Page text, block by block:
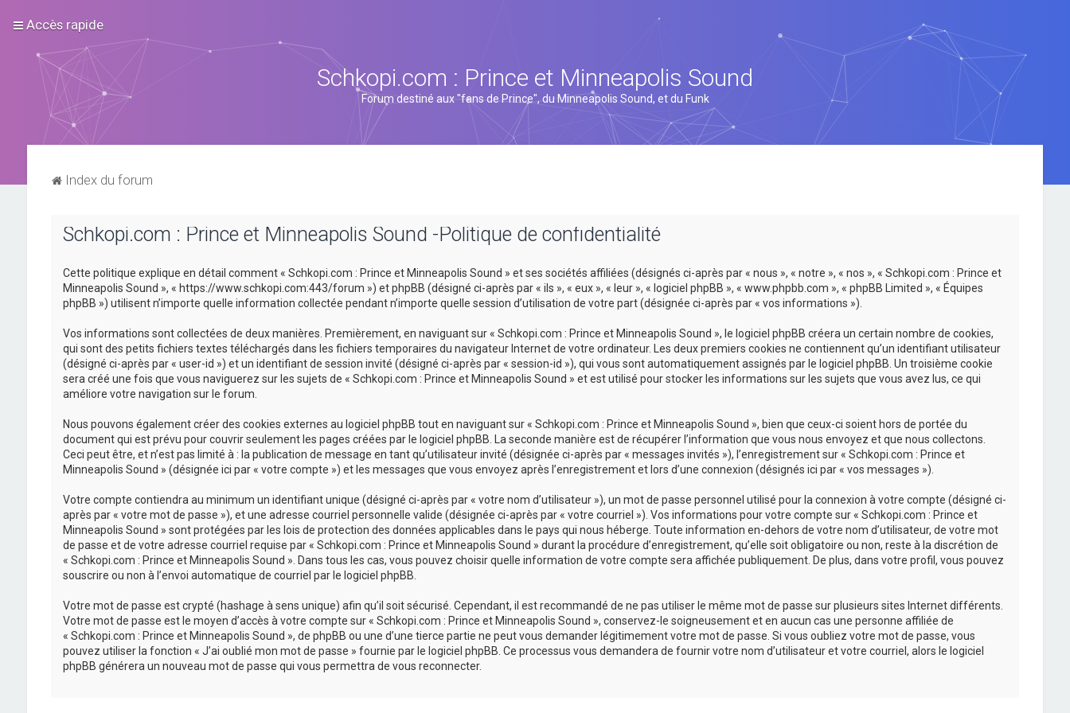
Accès rapide
Schkopi.com : Prince et Minneapolis Sound
Forum destiné aux "fans de Prince", du Minneapolis Sound, et du Funk
Index du forum
Schkopi.com : Prince et Minneapolis Sound -Politique de confidentialité
Cette politique explique en détail comment « Schkopi.com : Prince et Minneapolis Sound » et ses sociétés affiliées (désignés ci-après par « nous », « notre », « nos », « Schkopi.com : Prince et
Minneapolis Sound », « https://www.schkopi.com:443/forum ») et phpBB (désigné ci-après par « ils », « eux », « leur », « logiciel phpBB », « www.phpbb.com », « phpBB Limited », « Équipes
phpBB ») utilisent n’importe quelle information collectée pendant n’importe quelle session d’utilisation de votre part (désignée ci-après par « vos informations »).
Vos informations sont collectées de deux manières. Premièrement, en naviguant sur « Schkopi.com : Prince et Minneapolis Sound », le logiciel phpBB créera un certain nombre de cookies,
qui sont des petits fichiers textes téléchargés dans les fichiers temporaires du navigateur Internet de votre ordinateur. Les deux premiers cookies ne contiennent qu’un identifiant utilisateur
(désigné ci-après par « user-id ») et un identifiant de session invité (désigné ci-après par « session-id »), qui vous sont automatiquement assignés par le logiciel phpBB. Un troisième cookie
sera créé une fois que vous naviguerez sur les sujets de « Schkopi.com : Prince et Minneapolis Sound » et est utilisé pour stocker les informations sur les sujets que vous avez lus, ce qui
améliore votre navigation sur le forum.
Nous pouvons également créer des cookies externes au logiciel phpBB tout en naviguant sur « Schkopi.com : Prince et Minneapolis Sound », bien que ceux-ci soient hors de portée du
document qui est prévu pour couvrir seulement les pages créées par le logiciel phpBB. La seconde manière est de récupérer l’information que vous nous envoyez et que nous collectons.
Ceci peut être, et n’est pas limité à : la publication de message en tant qu’utilisateur invité (désignée ci-après par « messages invités »), l’enregistrement sur « Schkopi.com : Prince et
Minneapolis Sound » (désignée ici par « votre compte ») et les messages que vous envoyez après l’enregistrement et lors d’une connexion (désignés ici par « vos messages »).
Votre compte contiendra au minimum un identifiant unique (désigné ci-après par « votre nom d’utilisateur »), un mot de passe personnel utilisé pour la connexion à votre compte (désigné ci-
après par « votre mot de passe »), et une adresse courriel personnelle valide (désignée ci-après par « votre courriel »). Vos informations pour votre compte sur « Schkopi.com : Prince et
Minneapolis Sound » sont protégées par les lois de protection des données applicables dans le pays qui nous héberge. Toute information en-dehors de votre nom d’utilisateur, de votre mot
de passe et de votre adresse courriel requise par « Schkopi.com : Prince et Minneapolis Sound » durant la procédure d’enregistrement, qu’elle soit obligatoire ou non, reste à la discrétion de
« Schkopi.com : Prince et Minneapolis Sound ». Dans tous les cas, vous pouvez choisir quelle information de votre compte sera affichée publiquement. De plus, dans votre profil, vous pouvez
souscrire ou non à l’envoi automatique de courriel par le logiciel phpBB.
Votre mot de passe est crypté (hashage à sens unique) afin qu’il soit sécurisé. Cependant, il est recommandé de ne pas utiliser le même mot de passe sur plusieurs sites Internet différents.
Votre mot de passe est le moyen d’accès à votre compte sur « Schkopi.com : Prince et Minneapolis Sound », conservez-le soigneusement et en aucun cas une personne affiliée de
« Schkopi.com : Prince et Minneapolis Sound », de phpBB ou une d’une tierce partie ne peut vous demander légitimement votre mot de passe. Si vous oubliez votre mot de passe, vous
pouvez utiliser la fonction « J’ai oublié mon mot de passe » fournie par le logiciel phpBB. Ce processus vous demandera de fournir votre nom d’utilisateur et votre courriel, alors le logiciel
phpBB générera un nouveau mot de passe qui vous permettra de vous reconnecter.